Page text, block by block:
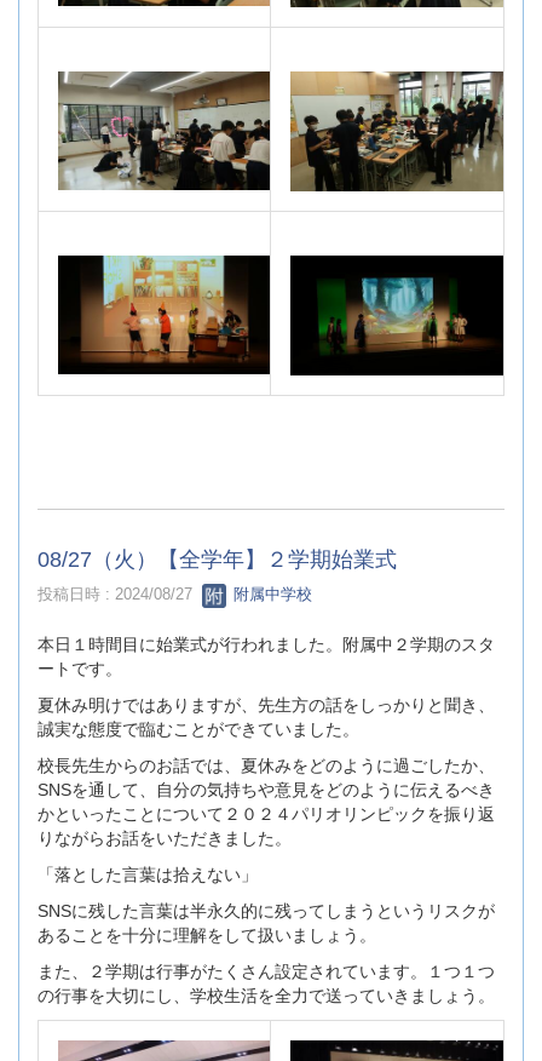
08/27（火）【全学年】２学期始業式
投稿日時 : 2024/08/27 附属中学校
本日１時間目に始業式が行われました。附属中２学期のスタ
ートです。
夏休み明けではありますが、先生方の話をしっかりと聞き、
誠実な態度で臨むことができていました。
校長先生からのお話では、夏休みをどのように過ごしたか、
SNSを通して、自分の気持ちや意見をどのように伝えるべき
かといったことについて２０２４パリオリンピックを振り返
りながらお話をいただきました。
「落とした言葉は拾えない」
SNSに残した言葉は半永久的に残ってしまうというリスクが
あることを十分に理解をして扱いましょう。
また、２学期は行事がたくさん設定されています。１つ１つ
の行事を大切にし、学校生活を全力で送っていきましょう。